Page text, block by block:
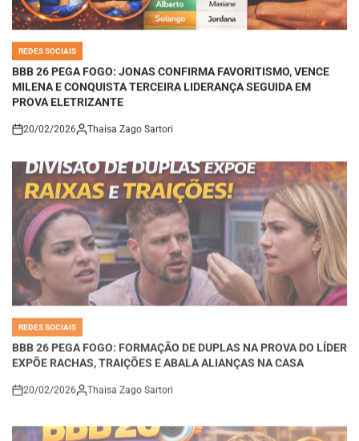
POSTED
INBBB 26 PEGA FOGO: JONAS CONFIRMA FAVORITISMO, VENCE
MILENA E CONQUISTA TERCEIRA LIDERANÇA SEGUIDA EM
PROVA ELETRIZANTE
POSTED
IN
REDES SOCIAIS
BBB 26 PEGA FOGO: FORMAÇÃO DE DUPLAS NA PROVA DO LÍDER
EXPÕE RACHAS, TRAIÇÕES E ABALA ALIANÇAS NA CASA
20/02/2026 Thaisa Zago Sartori